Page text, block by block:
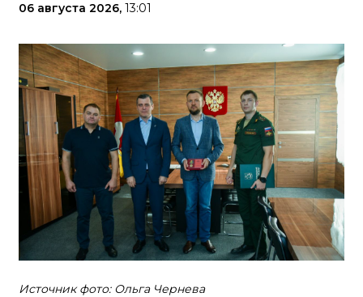
06 августа 2026, 13:01
Источник фото: Ольга Чернева